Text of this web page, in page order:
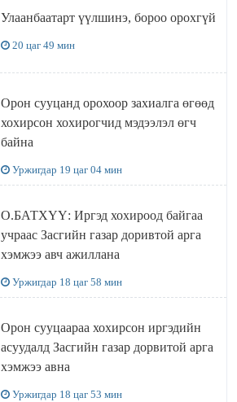
Улаанбаатарт үүлшинэ, бороо орохгүй
20 цаг 49 мин
Орон сууцанд орохоор захиалга өгөөд
хохирсон хохирогчид мэдээлэл өгч
байна
Уржигдар 19 цаг 04 мин
О.БАТХҮҮ: Иргэд хохироод байгаа
учраас Засгийн газар доривтой арга
хэмжээ авч ажиллана
Уржигдар 18 цаг 58 мин
Орон сууцаараа хохирсон иргэдийн
асуудалд Засгийн газар дорвитой арга
хэмжээ авна
Уржигдар 18 цаг 53 мин